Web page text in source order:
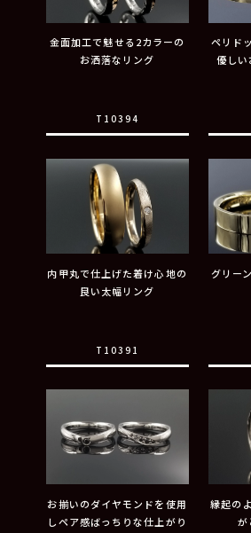
金面加工で魅せる2カラーの
お洒落なリング
T10394
ペリド
優しい
内甲丸で仕上げた着け心地の
良い太幅リング
T10391
グリー
お揃いのダイヤモンドを使用
しペア感ばっちりな仕上がり
縁起の
が